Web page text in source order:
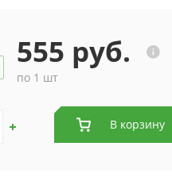
555 руб.
по 1 шт
В корзину